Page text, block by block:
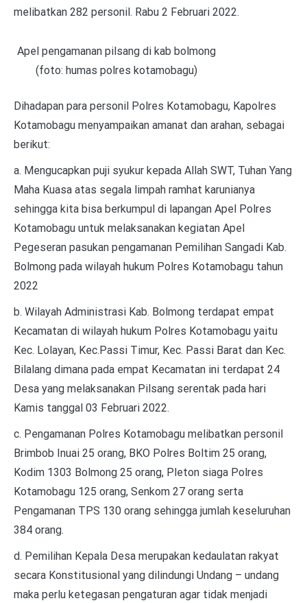
melibatkan 282 personil. Rabu 2 Februari 2022.
Apel pengamanan pilsang di kab bolmong
(foto: humas polres kotamobagu)
Dihadapan para personil Polres Kotamobagu, Kapolres
Kotamobagu menyampaikan amanat dan arahan, sebagai
berikut:
a. Mengucapkan puji syukur kepada Allah SWT, Tuhan Yang
Maha Kuasa atas segala limpah ramhat karunianya
sehingga kita bisa berkumpul di lapangan Apel Polres
Kotamobagu untuk melaksanakan kegiatan Apel
Pegeseran pasukan pengamanan Pemilihan Sangadi Kab.
Bolmong pada wilayah hukum Polres Kotamobagu tahun
2022
b. Wilayah Administrasi Kab. Bolmong terdapat empat
Kecamatan di wilayah hukum Polres Kotamobagu yaitu
Kec. Lolayan, Kec.Passi Timur, Kec. Passi Barat dan Kec.
Bilalang dimana pada empat Kecamatan ini terdapat 24
Desa yang melaksanakan Pilsang serentak pada hari
Kamis tanggal 03 Februari 2022.
c. Pengamanan Polres Kotamobagu melibatkan personil
Brimbob Inuai 25 orang, BKO Polres Boltim 25 orang,
Kodim 1303 Bolmong 25 orang, Pleton siaga Polres
Kotamobagu 125 orang, Senkom 27 orang serta
Pengamanan TPS 130 orang sehingga jumlah keseluruhan
384 orang.
d. Pemilihan Kepala Desa merupakan kedaulatan rakyat
secara Konstitusional yang dilindungi Undang – undang
maka perlu ketegasan pengaturan agar tidak menjadi